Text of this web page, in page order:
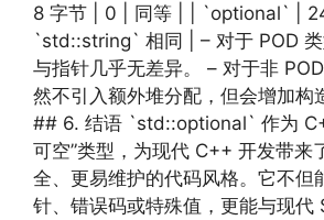
8 字节 | 0 | 同等 | | `optional` |
`std::string` 相同 | – 对于 POD
与指针几乎无差异。 – 对于非
然不引入额外堆分配，但会增加构
## 6. 结语 `std::optional` 作为
可空”类型，为现代 C++ 开发带来
全、更易维护的代码风格。它不但
针、错误码或特殊值，更能与现代